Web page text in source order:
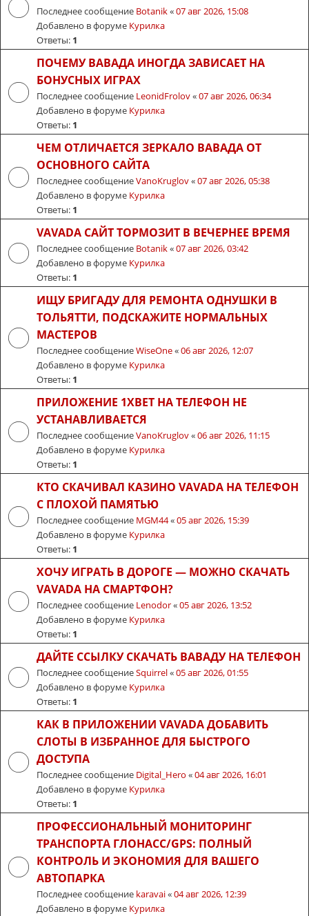
Последнее сообщение Botanik«07 авг 2026, 15:08
Добавлено в форуме Курилка
Ответы: 1
ПОЧЕМУ ВАВАДА ИНОГДА ЗАВИСАЕТ НА
БОНУСНЫХ ИГРАХ
Последнее сообщение LeonidFrolov«07 авг 2026, 06:34
Добавлено в форуме Курилка
Ответы: 1
ЧЕМ ОТЛИЧАЕТСЯ ЗЕРКАЛО ВАВАДА ОТ
ОСНОВНОГО САЙТА
Последнее сообщениеVanoKruglov«07 авг 2026, 05:38
Добавлено в форуме Курилка
Ответы: 1
VAVADA САЙТ ТОРМОЗИТ В ВЕЧЕРНЕЕ ВРЕМЯ
Последнее сообщение Botanik«07 авг 2026, 03:42
Добавлено в форуме Курилка
Ответы: 1
ИЩУ БРИГАДУ ДЛЯ РЕМОНТА ОДНУШКИ В
ТОЛЬЯТТИ, ПОДСКАЖИТЕ НОРМАЛЬНЫХ
МАСТЕРОВ
Последнее сообщениеWiseOne«06 авг 2026, 12:07
Добавлено в форуме Курилка
Ответы: 1
ПРИЛОЖЕНИЕ 1XBET НА ТЕЛЕФОН НЕ
УСТАНАВЛИВАЕТСЯ
Последнее сообщениеVanoKruglov«06 авг 2026, 11:15
Добавлено в форуме Курилка
Ответы: 1
КТО СКАЧИВАЛ КАЗИНО VAVADA НА ТЕЛЕФОН
С ПЛОХОЙ ПАМЯТЬЮ
Последнее сообщение MGM44«05 авг 2026, 15:39
Добавлено в форуме Курилка
Ответы: 1
ХОЧУ ИГРАТЬ В ДОРОГЕ — МОЖНО СКАЧАТЬ
VAVADA НА СМАРТФОН?
Последнее сообщение Lenodor«05 авг 2026, 13:52
Добавлено в форуме Курилка
Ответы: 1
ДАЙТЕ ССЫЛКУ СКАЧАТЬ ВАВАДУ НА ТЕЛЕФОН
Последнее сообщениеSquirrel«05 авг 2026, 01:55
Добавлено в форуме Курилка
Ответы: 1
КАК В ПРИЛОЖЕНИИ VAVADA ДОБАВИТЬ
СЛОТЫ В ИЗБРАННОЕ ДЛЯ БЫСТРОГО
ДОСТУПА
Последнее сообщение Digital_Hero «04 авг 2026, 16:01
Добавлено в форуме Курилка
Ответы: 1
ПРОФЕССИОНАЛЬНЫЙ МОНИТОРИНГ
ТРАНСПОРТА ГЛОНАСС/GPS: ПОЛНЫЙ
КОНТРОЛЬ И ЭКОНОМИЯ ДЛЯ ВАШЕГО
АВТОПАРКА
Последнее сообщение karavai«04 авг 2026, 12:39
Добавлено в форуме Курилка